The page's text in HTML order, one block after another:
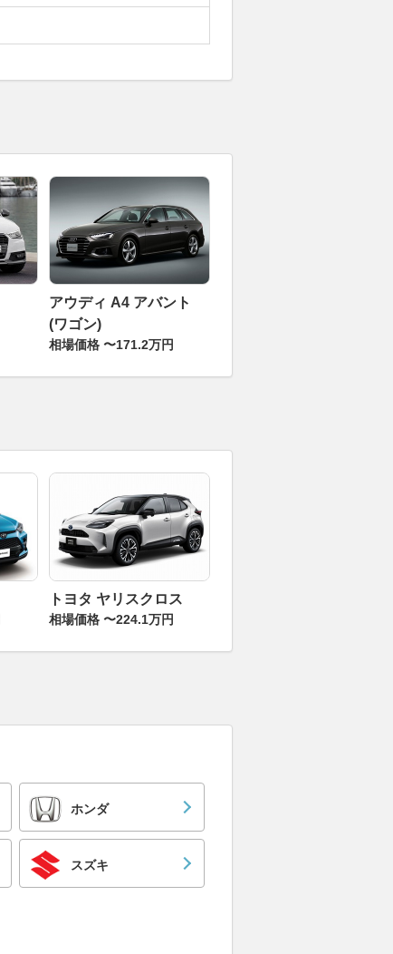
アウディ A4 アバント
(ワゴン)
相場価格 〜171.2万円
トヨタ ヤリスクロス
相場価格 〜224.1万円
ホンダ
スズキ